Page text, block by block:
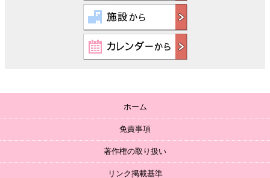
ホーム
免責事項
著作権の取り扱い
リンク掲載基準